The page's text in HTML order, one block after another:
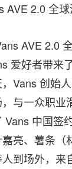
AVE 2.0 全
AVE 2.0
爱好者带来
Vans 创始
与一众职业
Vans 中国签
亮、薯条（
到场外，来